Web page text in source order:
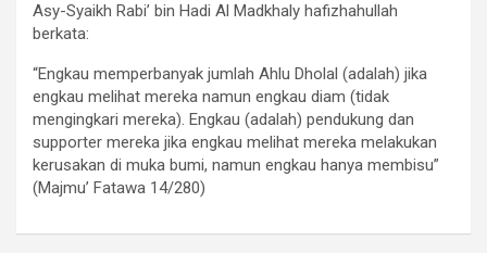
Asy-Syaikh Rabi’ bin Hadi Al Madkhaly hafizhahullah
berkata:
“Engkau memperbanyak jumlah Ahlu Dholal (adalah) jika
engkau melihat mereka namun engkau diam (tidak
mengingkari mereka). Engkau (adalah) pendukung dan
supporter mereka jika engkau melihat mereka melakukan
kerusakan di muka bumi, namun engkau hanya membisu”
(Majmu’ Fatawa 14/280)